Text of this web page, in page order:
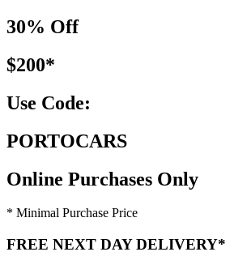
30% Off
$200*
Use Code:
PORTOCARS
Online Purchases Only
* Minimal Purchase Price
FREE NEXT DAY DELIVERY*